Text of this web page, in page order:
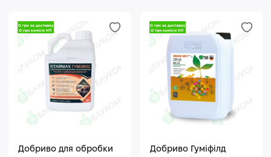
Добриво для обробки Добриво Гуміфілд